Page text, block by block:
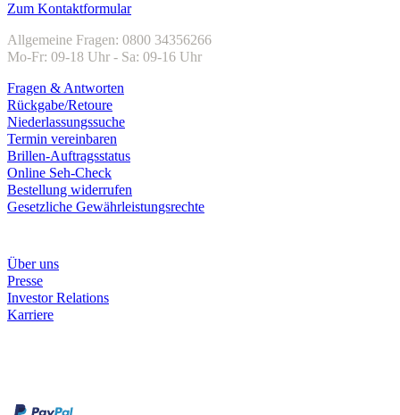
Zum Kontaktformular
Allgemeine Fragen: 0800 34356266
Mo-Fr: 09-18 Uhr - Sa: 09-16 Uhr
Fragen & Antworten
Rückgabe/Retoure
Niederlassungssuche
Termin vereinbaren
Brillen-Auftragsstatus
Online Seh-Check
Bestellung widerrufen
Gesetzliche Gewährleistungsrechte
Über uns
Presse
Investor Relations
Karriere